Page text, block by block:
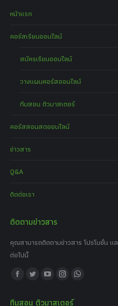
หน้าแรก
คอร์สเรียนออนไลน์
สมัครเรียนออนไลน์
วางแผนคอร์สออนไลน์
ทีมสอน ติวมาสเตอร์
คอร์สสอนสดออนไลน์
ข่าวสาร
Q&A
ติดต่อเรา
ติดตามข่าวสาร
คุณสามารถติดตามข่าวสาร โปรโมชั่น แ
ต่อไปนี้
Find us on:
Facebook
TwitterYouTubeInstagramWhatsapp
ทีมสอน ติวมาสเตอร์